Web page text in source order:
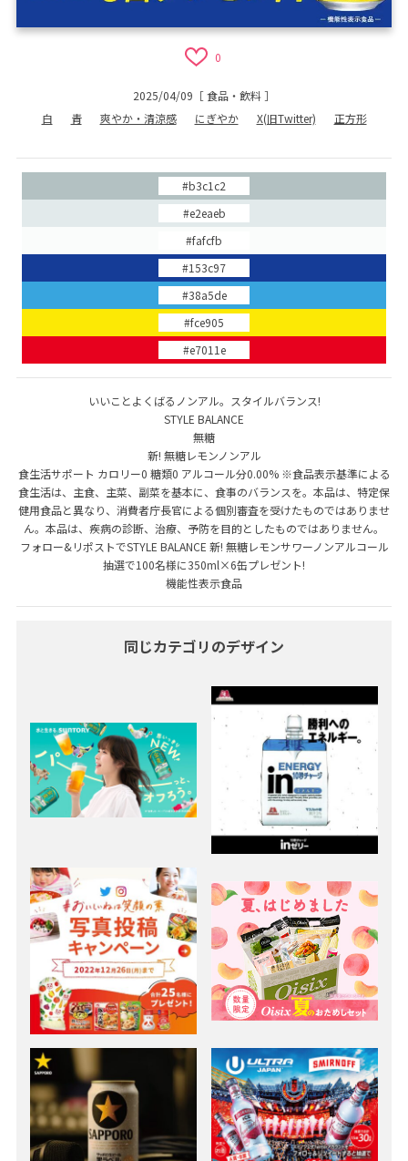
0
2025/04/09 ［食品・飲料］
白
青 爽やか・清涼感 にぎやか X(旧Twitter) 正方形
#b3c1c2
#e2eaeb
#fafcfb
#153c97
#38a5de
#fce905
#e7011e
いいことよくばるノンアル。スタイルバランス!
STYLE BALANCE
無糖
新! 無糖レモンノンアル
食生活サポート カロリー0 糖類0 アルコール分0.00% ※食品表示基準による
食生活は、主食、主菜、副菜を基本に、食事のバランスを。本品は、特定保
健用食品と異なり、消費者庁長官による個別審査を受けたものではありませ
ん。本品は、疾病の診断、治療、予防を目的としたものではありません。
フォロー&リポストでSTYLE BALANCE 新! 無糖レモンサワーノンアルコール
抽選で100名様に350ml×6缶プレゼント!
機能性表示食品
同じカテゴリのデザイン